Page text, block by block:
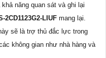
năng quan sát và ghi lại
2CD1123G2-LIUF mang lại.
sẽ là trợ thủ đắc lực trong
không gian như nhà hàng và